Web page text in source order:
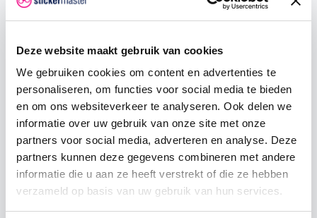
Deze website maakt gebruik van cookies
We gebruiken cookies om content en advertenties te
personaliseren, om functies voor social media te bieden
en om ons websiteverkeer te analyseren. Ook delen we
informatie over uw gebruik van onze site met onze
partners voor social media, adverteren en analyse. Deze
partners kunnen deze gegevens combineren met andere
informatie die u aan ze heeft verstrekt of die ze hebben
verzameld op basis van uw gebruik van hun services.
25 € 0,33 € 4,38
50 € 0,30 € 10,00
200 € 0,25 € 50,00
500 € 0,20 € 150,00
750 € 0,15 € 262,50